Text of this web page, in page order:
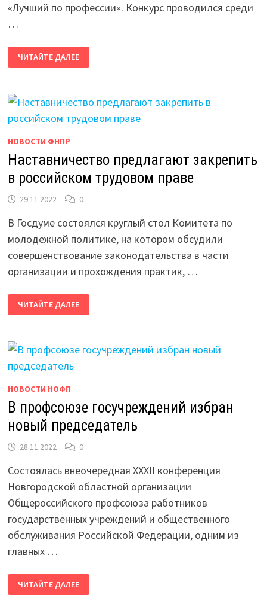
«Лучший по профессии». Конкурс проводился среди
…
ПОДВЕДЕНЫ
ИТОГИ
КОНКУРСА
В
КУЛЬТУРЫ
ЧИТАЙТЕ ДАЛЕЕ
НОВОСТИ ФНПР
Наставничество предлагают закрепить
в российском трудовом праве
29.11.2022 0
В Госдуме состоялся круглый стол Комитета по
молодежной политике, на котором обсудили
совершенствование законодательства в части
организации и прохождения практик, …
НАСТАВНИЧЕСТВО
ПРЕДЛАГАЮТ
ЗАКРЕПИТЬ
ПРАВЕ
ЧИТАЙТЕ ДАЛЕЕ
НОВОСТИ НОФП
В профсоюзе госучреждений избран
новый председатель
28.11.2022 0
Состоялась внеочередная XXXII конференция
Новгородской областной организации
Общероссийского профсоюза работников
государственных учреждений и общественного
обслуживания Российской Федерации, одним из
главных …
ПРОФСОЮЗЕ
ГОСУЧРЕЖДЕНИЙ
ЧИТАЙТЕ ДАЛЕЕ